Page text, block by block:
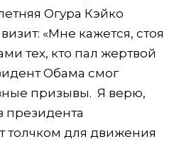
Огура Кэйко
«Мне кажется, стоя
тех, кто пал жертвой
Обама смог
призывы. Я верю,
президента
толчком для движения